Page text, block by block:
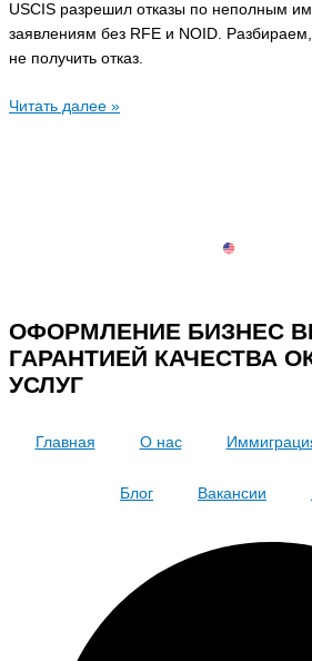
USCIS разрешил отказы по неполным
заявлениям без RFE и NOID. Разбираем,
не получить отказ.
Читать далее »
ОФОРМЛЕНИЕ БИЗНЕС
ГАРАНТИЕЙ КАЧЕСТВА
УСЛУГ
Главная О нас
Блог Вакансии